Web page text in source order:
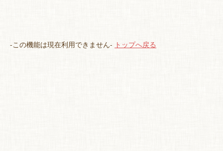
-この機能は現在利用できません- トップへ戻る